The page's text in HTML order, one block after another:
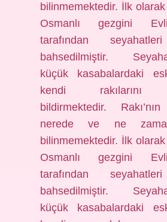
bilinmemektedir. İlk olarak
Osmanlı gezgini
tarafından
bahsedilmiştir.
küçük kasabalardaki
kendi rakılarını
bildirmektedir.
nerede ve ne zaman
bilinmemektedir. İlk olarak
Osmanlı gezgini
tarafından
bahsedilmiştir.
küçük kasabalardaki